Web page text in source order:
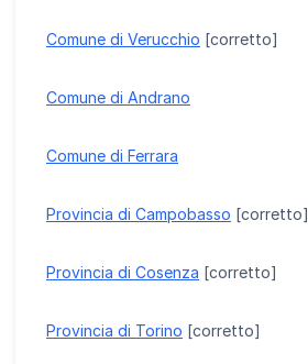
Comune di Verucchio [corretto]
Comune di Andrano
Comune di Ferrara
Provincia di Campobasso [corretto]
Provincia di Cosenza [corretto]
Provincia di Torino [corretto]